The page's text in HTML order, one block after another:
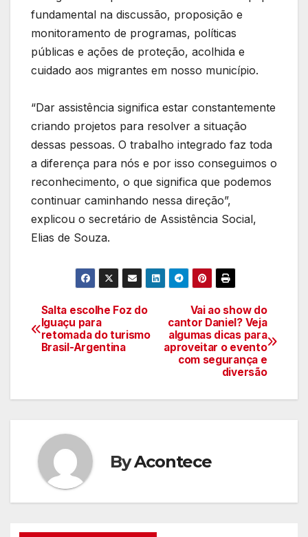
fundamental na discussão, proposição e
monitoramento de programas, políticas
públicas e ações de proteção, acolhida e
cuidado aos migrantes em nosso município.
“Dar assistência significa estar constantemente
criando projetos para resolver a situação
dessas pessoas. O trabalho integrado faz toda
a diferença para nós e por isso conseguimos o
reconhecimento, o que significa que podemos
continuar caminhando nessa direção”,
explicou o secretário de Assistência Social,
Elias de Souza.
Navegação
de
Vai ao show do
cantor Daniel? Veja
algumas dicas para
aproveitar o evento
com segurança e
diversão
Salta escolhe Foz do
Iguaçu para
retomada do turismo
Brasil-Argentina
ByAcontece